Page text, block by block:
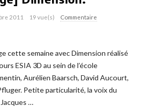
2011 19 vue(s) Commentaire
cette semaine avec Dimension réalisé
ESIA 3D au sein de l’école
Aurélien Baarsch, David Aucourt,
Petite particularité, la voix du
…